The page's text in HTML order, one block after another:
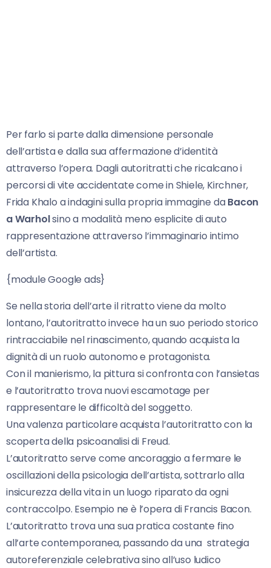
Per farlo si parte dalla dimensione personale
dell’artista e dalla sua affermazione d’identità
attraverso l’opera. Dagli autoritratti che ricalcano i
percorsi di vite accidentate come in Shiele, Kirchner,
Frida Khalo a indagini sulla propria immagine daBacon
a Warholsino a modalità meno esplicite di auto
rappresentazione attraverso l’immaginario intimo
dell’artista.
{module Google ads}
Se nella storia dell’arte il ritratto viene da molto
lontano, l’autoritratto invece ha un suo periodo storico
rintracciabile nel rinascimento, quando acquista la
dignità di un ruolo autonomo e protagonista.
Con il manierismo, la pittura si confronta con l’ansietas
e l’autoritratto trova nuovi escamotage per
rappresentare le difficoltà del soggetto.
Una valenza particolare acquista l’autoritratto con la
scoperta della psicoanalisi di Freud.
L’autoritratto serve come ancoraggio a fermare le
oscillazioni della psicologia dell’artista, sottrarlo alla
insicurezza della vita in un luogo riparato da ogni
contraccolpo. Esempio ne è l’opera di Francis Bacon.
L’autoritratto trova una sua pratica costante fino
all’arte contemporanea, passando da una strategia
autoreferenziale celebrativa sino all’uso ludico